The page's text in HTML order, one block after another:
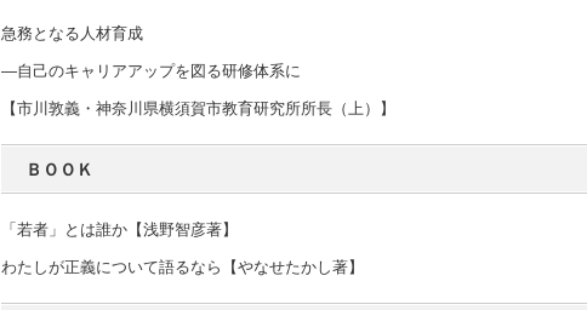
急務となる人材育成
―自己のキャリアアップを図る研修体系に
【市川敦義・神奈川県横須賀市教育研究所所長（上）】
ＢＯＯＫ
「若者」とは誰か【浅野智彦著】
わたしが正義について語るなら【やなせたかし著】